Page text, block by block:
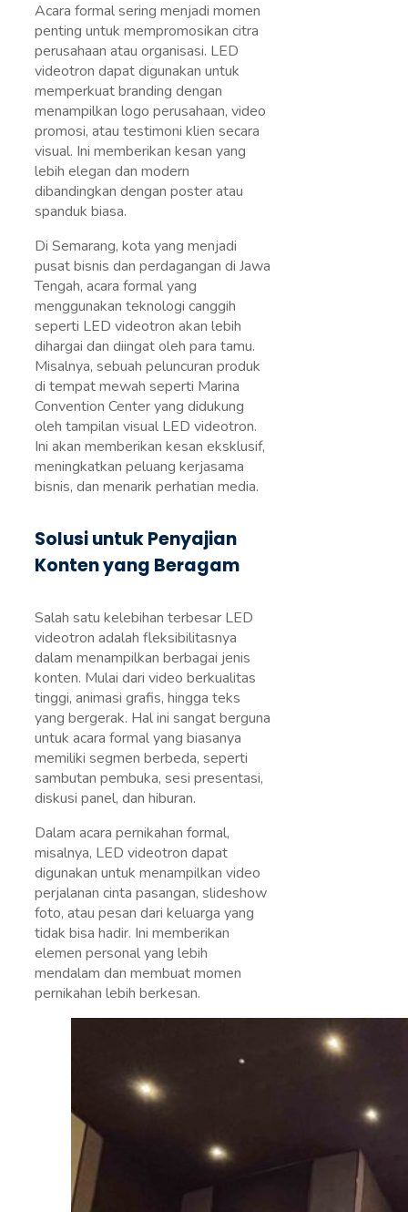
Acara formal sering menjadi momen
penting untuk mempromosikan citra
perusahaan atau organisasi. LED
videotron dapat digunakan untuk
memperkuat branding dengan
menampilkan logo perusahaan, video
promosi, atau testimoni klien secara
visual. Ini memberikan kesan yang
lebih elegan dan modern
dibandingkan dengan poster atau
spanduk biasa.
Di Semarang, kota yang menjadi
pusat bisnis dan perdagangan di Jawa
Tengah, acara formal yang
menggunakan teknologi canggih
seperti LED videotron akan lebih
dihargai dan diingat oleh para tamu.
Misalnya, sebuah peluncuran produk
di tempat mewah seperti Marina
Convention Center yang didukung
oleh tampilan visual LED videotron.
Ini akan memberikan kesan eksklusif,
meningkatkan peluang kerjasama
bisnis, dan menarik perhatian media.
Solusi untuk Penyajian
Konten yang Beragam
Salah satu kelebihan terbesar LED
videotron adalah fleksibilitasnya
dalam menampilkan berbagai jenis
konten. Mulai dari video berkualitas
tinggi, animasi grafis, hingga teks
yang bergerak. Hal ini sangat berguna
untuk acara formal yang biasanya
memiliki segmen berbeda, seperti
sambutan pembuka, sesi presentasi,
diskusi panel, dan hiburan.
Dalam acara pernikahan formal,
misalnya, LED videotron dapat
digunakan untuk menampilkan video
perjalanan cinta pasangan, slideshow
foto, atau pesan dari keluarga yang
tidak bisa hadir. Ini memberikan
elemen personal yang lebih
mendalam dan membuat momen
pernikahan lebih berkesan.